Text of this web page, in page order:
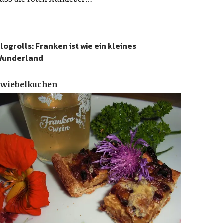
Franken ist wie ein kleines